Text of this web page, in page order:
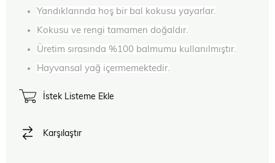
Yandıklarında hoş bir bal kokusu yayarlar.
Kokusu ve rengi tamamen doğaldır.
Üretim sırasında %100 balmumu kullanılmıştır.
Hayvansal yağ içermemektedir.
İstek Listeme Ekle
Karşılaştır